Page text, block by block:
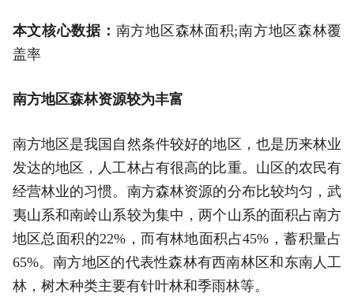
本文核心数据： 南方地区森林面积;南方地区森林覆
盖率
南方地区森林资源较为丰富
南方地区是我国自然条件较好的地区，也是历来林业
发达的地区，人工林占有很高的比重。山区的农民有
经营林业的习惯。南方森林资源的分布比较均匀，武
夷山系和南岭山系较为集中，两个山系的面积占南方
地区总面积的22%，而有林地面积占45%，蓄积量占
65%。南方地区的代表性森林有西南林区和东南人工
林，树木种类主要有针叶林和季雨林等。